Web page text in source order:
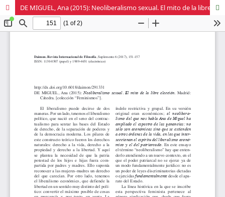
DE MIGUEL, Ana (2015): Neoliberalismo sexual. El mito de la libre elección